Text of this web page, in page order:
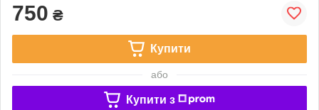
750 ₴
Купити
або
Купити з